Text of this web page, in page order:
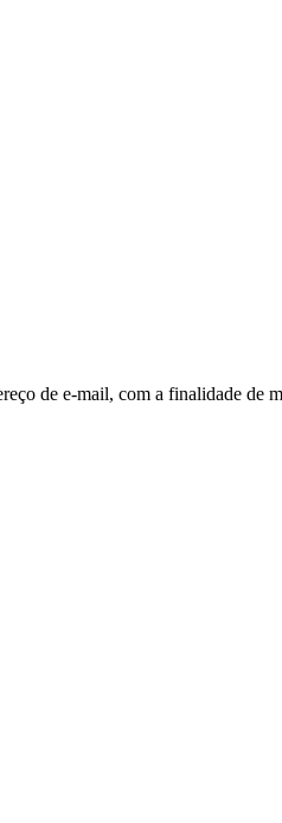
de e-mail, com a finalidade de